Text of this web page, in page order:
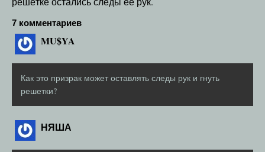
7 комментариев
MU$YA
Как это призрак может оставлять следы рук и гнуть
решетки?
НЯША